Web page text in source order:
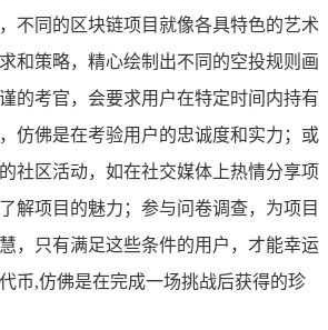
不同的区块链项目就像各具特色的艺术
和策略，精心绘制出不同的空投规则画
的考官，会要求用户在特定时间内持有
仿佛是在考验用户的忠诚度和实力；或
社区活动，如在社交媒体上热情分享项
解项目的魅力；参与问卷调查，为项目
，只有满足这些条件的用户，才能幸运
币,仿佛是在完成一场挑战后获得的珍